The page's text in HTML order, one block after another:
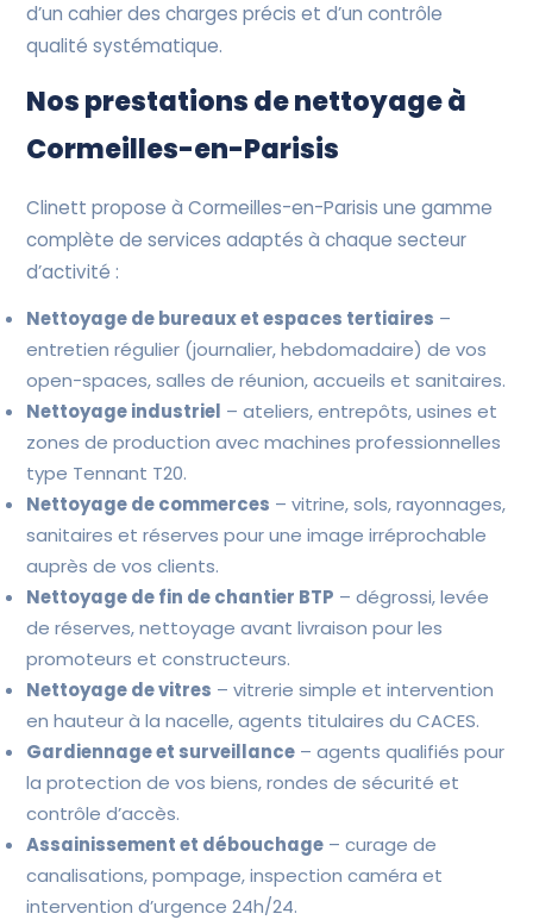
d’un cahier des charges précis et d’un contrôle
qualité systématique.
Nos prestations de nettoyage à
Cormeilles-en-Parisis
Clinett propose à Cormeilles-en-Parisis une gamme
complète de services adaptés à chaque secteur
d’activité :
Nettoyage de bureaux et espaces tertiaires –
entretien régulier (journalier, hebdomadaire) de vos
open-spaces, salles de réunion, accueils et sanitaires.
Nettoyage industriel – ateliers, entrepôts, usines et
zones de production avec machines professionnelles
type Tennant T20.
Nettoyage de commerces – vitrine, sols, rayonnages,
sanitaires et réserves pour une image irréprochable
auprès de vos clients.
Nettoyage de fin de chantier BTP – dégrossi, levée
de réserves, nettoyage avant livraison pour les
promoteurs et constructeurs.
Nettoyage de vitres – vitrerie simple et intervention
en hauteur à la nacelle, agents titulaires du CACES.
Gardiennage et surveillance – agents qualifiés pour
la protection de vos biens, rondes de sécurité et
contrôle d’accès.
Assainissement et débouchage – curage de
canalisations, pompage, inspection caméra et
intervention d’urgence 24h/24.